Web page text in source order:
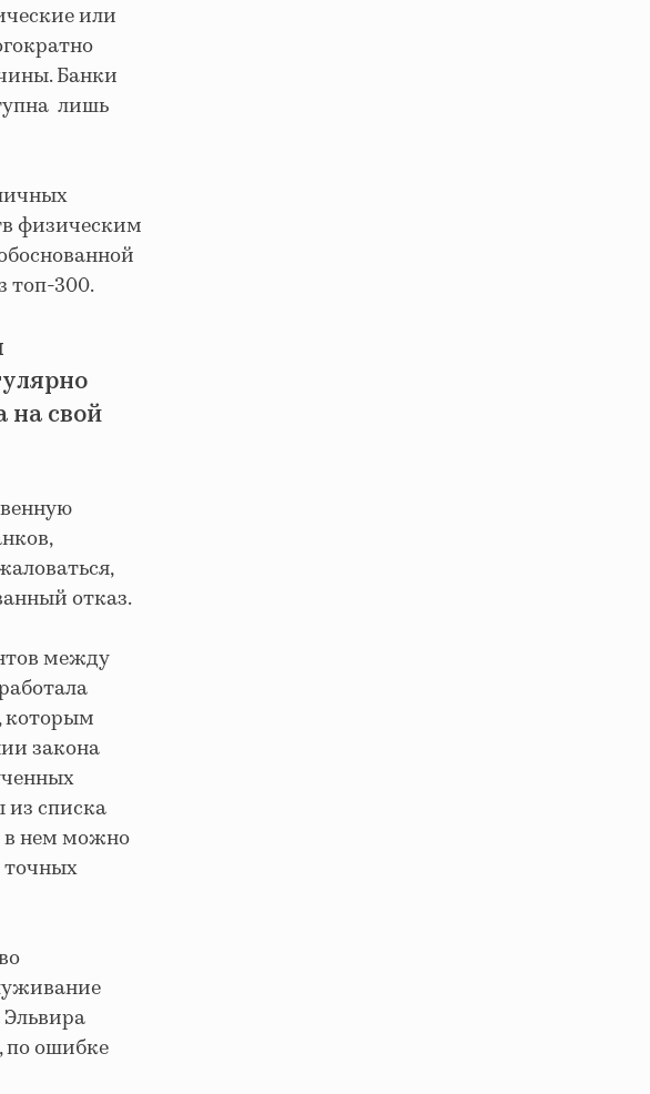
или
Банки
лишь
физическим
топ-300.
на свой
отказ.
между
которым
закона
списка
в нем можно
точных
Эльвира
по ошибке